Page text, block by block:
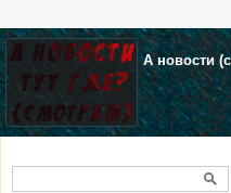
А новости